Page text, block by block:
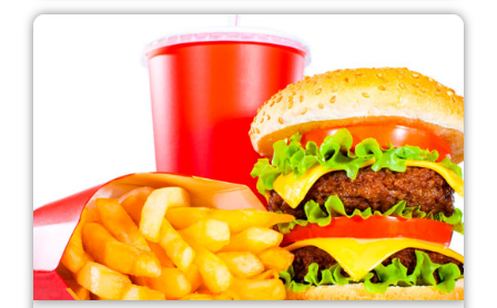
Лубны
Лука-Мелешковская
Миргород
Авангард
Нетешин
Нежин
Никитинцы